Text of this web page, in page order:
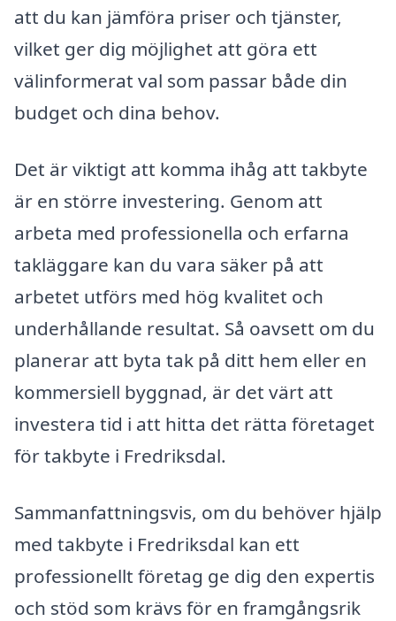
att du kan jämföra priser och tjänster,
vilket ger dig möjlighet att göra ett
välinformerat val som passar både din
budget och dina behov.
Det är viktigt att komma ihåg att takbyte
är en större investering. Genom att
arbeta med professionella och erfarna
takläggare kan du vara säker på att
arbetet utförs med hög kvalitet och
underhållande resultat. Så oavsett om du
planerar att byta tak på ditt hem eller en
kommersiell byggnad, är det värt att
investera tid i att hitta det rätta företaget
för takbyte i Fredriksdal.
Sammanfattningsvis, om du behöver hjälp
med takbyte i Fredriksdal kan ett
professionellt företag ge dig den expertis
och stöd som krävs för en framgångsrik